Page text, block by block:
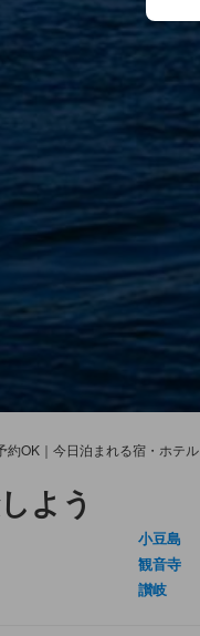
約OK｜今日泊まれる宿・ホテル
よう
小豆島
観音寺
讃岐